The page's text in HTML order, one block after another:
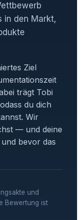
in den Markt,
Ziel
trägt Tobi
du dich
Wir
— und deine
bevor das
und
Bewertung ist